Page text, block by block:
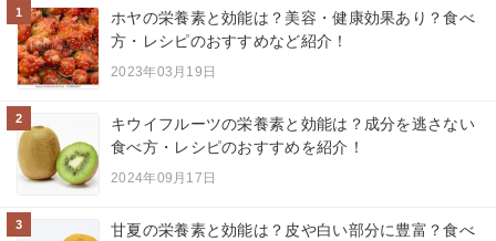
1
ホヤの栄養素と効能は？美容・健康効果あり？食べ
方・レシピのおすすめなど紹介！
2023年03月19日
2
キウイフルーツの栄養素と効能は？成分を逃さない
食べ方・レシピのおすすめを紹介！
2024年09月17日
3
甘夏の栄養素と効能は？皮や白い部分に豊富？食べ